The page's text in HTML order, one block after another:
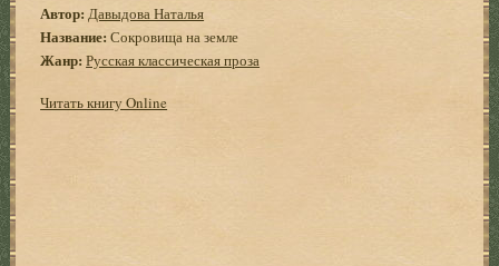
Автор: Давыдова Наталья
Название: Сокровища на земле
Жанр: Русская классическая проза
Читать книгу Online